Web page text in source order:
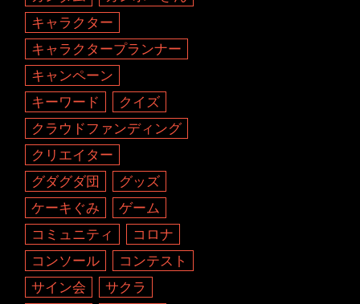
キャラクター
キャラクタープランナー
キャンペーン
キーワード
クイズ
クラウドファンディング
クリエイター
グダグダ団
グッズ
ケーキぐみ
ゲーム
コミュニティ
コロナ
コンソール
コンテスト
サイン会
サクラ